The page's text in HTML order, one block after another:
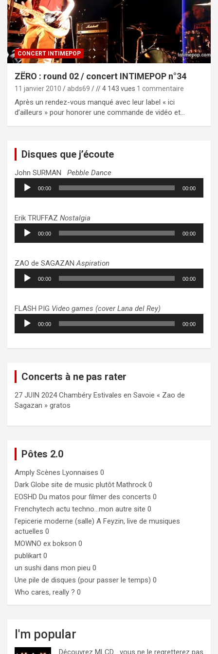
CONCERT INTIMEPOP
ZËRO : round 02 / concert INTIMEPOP n°34
11 janvier 2010 abds69 // 4 143 vues 1 commentaire
Après un rendez-vous manqué avec leur label « ici
d’ailleurs » pour honorer une commande de vidéo et…
Disques que j’écoute
John SURMAN Pebble Dance
Lecteur
audio
00:00 00:00
Erik TRUFFAZ Nostalgia
Lecteur
audio
00:00 00:00
ZAO de SAGAZANAspiration
Lecteur
audio
00:00 00:00
FLASH PIG Video games (cover Lana del Rey)
Lecteur
audio
00:00 00:00
Concerts à ne pas rater
27 JUIN 2024 Chambéry Estivales en Savoie « Zao de
Sagazan » gratos
Pôtes 2.0
Amply Scènes Lyonnaises 0
Dark Globe site de music plutôt Mathrock 0
EOSHD Du matos pour filmer des concerts 0
Frenchytech actu techno…mon autre site 0
l'epicerie moderne (salle) A Feyzin, live de musiques
actuelles 0
MOWNO ex bokson 0
publikart 0
un sushi dans mon pieu 0
Une pile de disques (pour passer le temps) 0
Who cares, really ? 0
I'm popular
Découvrez MLCD… vous ne le regretterez pas